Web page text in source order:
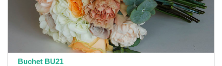
Buchet BU21